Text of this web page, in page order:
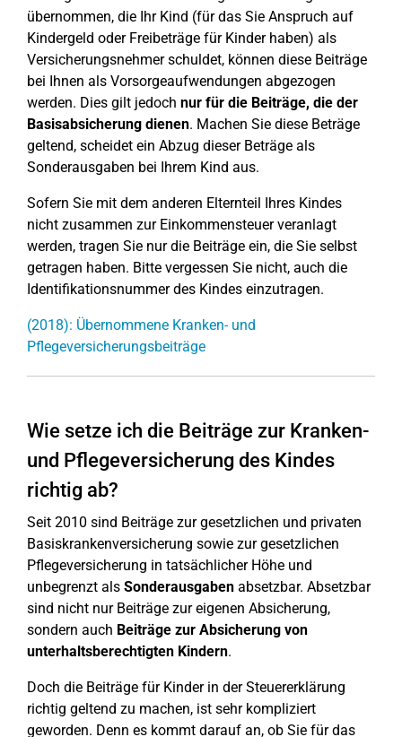
übernommen, die Ihr Kind (für das Sie Anspruch auf
Kindergeld oder Freibeträge für Kinder haben) als
Versicherungsnehmer schuldet, können diese Beiträge
bei Ihnen als Vorsorgeaufwendungen abgezogen
werden. Dies gilt jedoch nur für die Beiträge, die der
Basisabsicherung dienen. Machen Sie diese Beträge
geltend, scheidet ein Abzug dieser Beträge als
Sonderausgaben bei Ihrem Kind aus.
Sofern Sie mit dem anderen Elternteil Ihres Kindes
nicht zusammen zur Einkommensteuer veranlagt
werden, tragen Sie nur die Beiträge ein, die Sie selbst
getragen haben. Bitte vergessen Sie nicht, auch die
Identifikationsnummer des Kindes einzutragen.
(2018): Übernommene Kranken- und
Pflegeversicherungsbeiträge
Wie setze ich die Beiträge zur Kranken-
und Pflegeversicherung des Kindes
richtig ab?
Seit 2010 sind Beiträge zur gesetzlichen und privaten
Basiskrankenversicherung sowie zur gesetzlichen
Pflegeversicherung in tatsächlicher Höhe und
unbegrenzt als Sonderausgaben absetzbar. Absetzbar
sind nicht nur Beiträge zur eigenen Absicherung,
sondern auch Beiträge zur Absicherung von
unterhaltsberechtigten Kindern.
Doch die Beiträge für Kinder in der Steuererklärung
richtig geltend zu machen, ist sehr kompliziert
geworden. Denn es kommt darauf an, ob Sie für das